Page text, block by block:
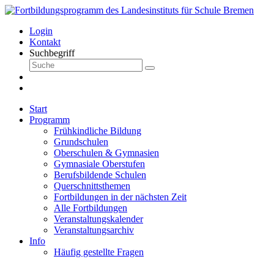
Login
Kontakt
Suchbegriff
Start
Programm
Frühkindliche Bildung
Grundschulen
Oberschulen & Gymnasien
Gymnasiale Oberstufen
Berufsbildende Schulen
Querschnittsthemen
Fortbildungen in der nächsten Zeit
Alle Fortbildungen
Veranstaltungskalender
Veranstaltungsarchiv
Info
Häufig gestellte Fragen